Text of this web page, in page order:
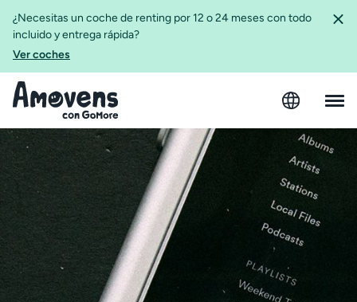
¿Necesitas un coche de renting por 12 o 24 meses con todo
incluido y entrega rápida?
Ver coches